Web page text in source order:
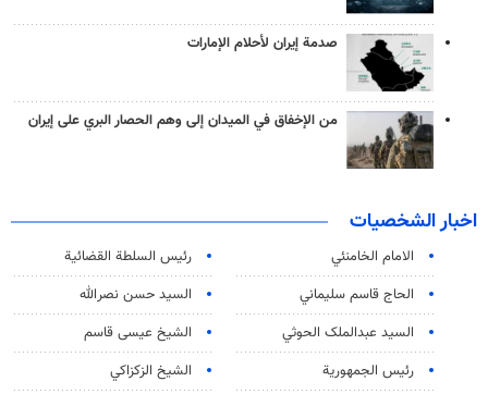
صدمة إيران لأحلام الإمارات
من الإخفاق في الميدان إلى وهم الحصار البري على إيران
اخبار الشخصيات
الامام الخامنئي
رئیس السلطة القضائیة
الحاج قاسم سليماني
السيد حسن نصرالله
السید عبدالملک الحوثي
الشيخ عيسى قاسم
رئيس الجمهورية
الشيخ الزكزاكي